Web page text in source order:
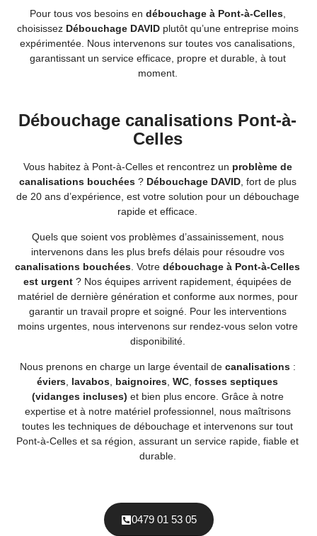
Pour tous vos besoins en débouchage à Pont-à-Celles,
choisissez Débouchage DAVIDplutôt qu’une entreprise moins
expérimentée. Nous intervenons sur toutes vos canalisations,
garantissant un service efficace, propre et durable, à tout
moment.
Débouchage canalisations Pont-à-
Celles
Vous habitez à Pont-à-Celles et rencontrez un problème de
canalisations bouchées? Débouchage DAVID, fort de plus
de 20 ans d’expérience, est votre solution pour un débouchage
rapide et efficace.
Quels que soient vos problèmes d’assainissement, nous
intervenons dans les plus brefs délais pour résoudre vos
canalisations bouchées. Votre débouchage à Pont-à-Celles
est urgent ? Nos équipes arrivent rapidement, équipées de
matériel de dernière génération et conforme aux normes, pour
garantir un travail propre et soigné. Pour les interventions
moins urgentes, nous intervenons sur rendez-vous selon votre
disponibilité.
Nous prenons en charge un large éventail de canalisations:
éviers, lavabos, baignoires, WC, fosses septiques
(vidanges incluses) et bien plus encore. Grâce à notre
expertise et à notre matériel professionnel, nous maîtrisons
toutes les techniques de débouchage et intervenons sur tout
Pont-à-Celles et sa région, assurant un service rapide, fiable et
durable.
0479 01 53 05